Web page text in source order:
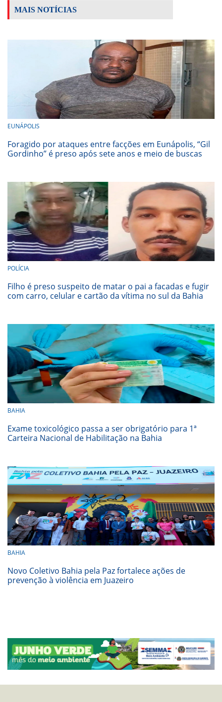
MAIS NOTÍCIAS
EUNÁPOLIS
Foragido por ataques entre facções em Eunápolis, “Gil
Gordinho” é preso após sete anos e meio de buscas
POLÍCIA
Filho é preso suspeito de matar o pai a facadas e fugir
com carro, celular e cartão da vítima no sul da Bahia
BAHIA
Exame toxicológico passa a ser obrigatório para 1ª
Carteira Nacional de Habilitação na Bahia
BAHIA
Novo Coletivo Bahia pela Paz fortalece ações de
prevenção à violência em Juazeiro